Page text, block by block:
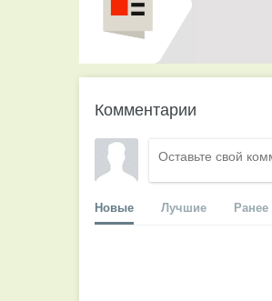
Комментарии
Новые Лучшие Ранее